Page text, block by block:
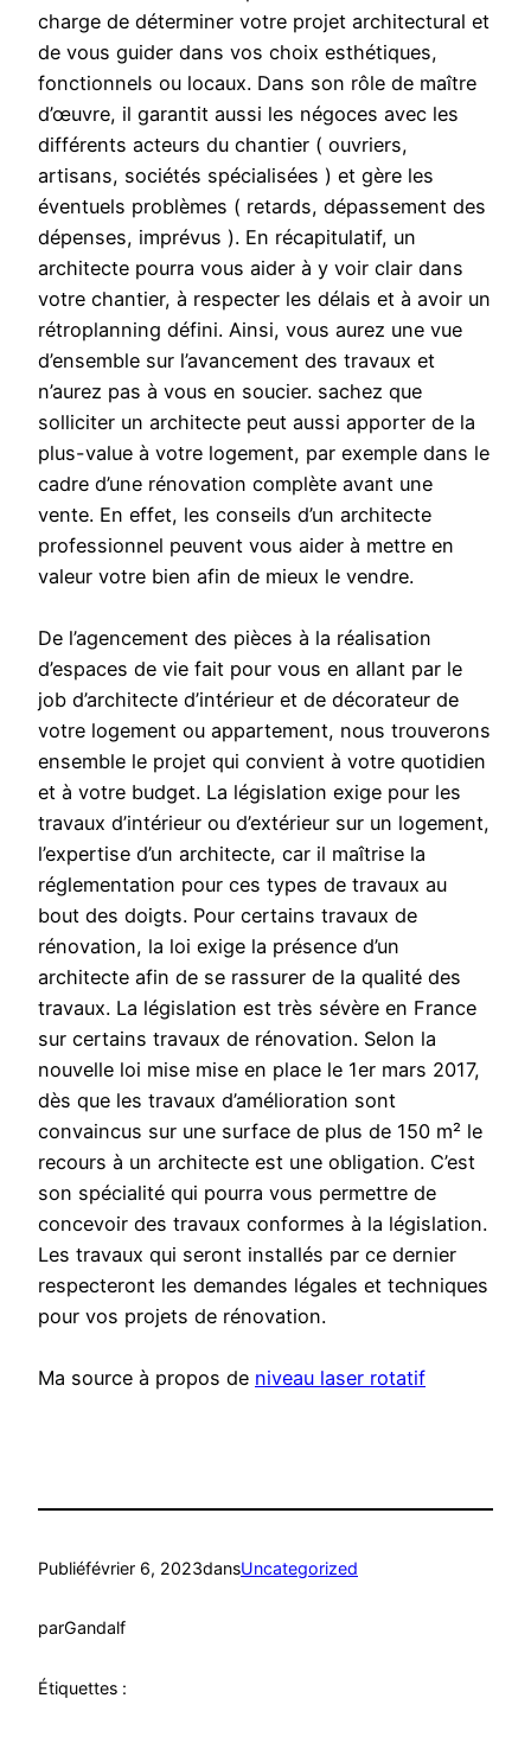
charge de déterminer votre projet architectural et
de vous guider dans vos choix esthétiques,
fonctionnels ou locaux. Dans son rôle de maître
d’œuvre, il garantit aussi les négoces avec les
différents acteurs du chantier ( ouvriers,
artisans, sociétés spécialisées ) et gère les
éventuels problèmes ( retards, dépassement des
dépenses, imprévus ). En récapitulatif, un
architecte pourra vous aider à y voir clair dans
votre chantier, à respecter les délais et à avoir un
rétroplanning défini. Ainsi, vous aurez une vue
d’ensemble sur l’avancement des travaux et
n’aurez pas à vous en soucier. sachez que
solliciter un architecte peut aussi apporter de la
plus-value à votre logement, par exemple dans le
cadre d’une rénovation complète avant une
vente. En effet, les conseils d’un architecte
professionnel peuvent vous aider à mettre en
valeur votre bien afin de mieux le vendre.
De l’agencement des pièces à la réalisation
d’espaces de vie fait pour vous en allant par le
job d’architecte d’intérieur et de décorateur de
votre logement ou appartement, nous trouverons
ensemble le projet qui convient à votre quotidien
et à votre budget. La législation exige pour les
travaux d’intérieur ou d’extérieur sur un logement,
l’expertise d’un architecte, car il maîtrise la
réglementation pour ces types de travaux au
bout des doigts. Pour certains travaux de
rénovation, la loi exige la présence d’un
architecte afin de se rassurer de la qualité des
travaux. La législation est très sévère en France
sur certains travaux de rénovation. Selon la
nouvelle loi mise mise en place le 1er mars 2017,
dès que les travaux d’amélioration sont
convaincus sur une surface de plus de 150 m² le
recours à un architecte est une obligation. C’est
son spécialité qui pourra vous permettre de
concevoir des travaux conformes à la législation.
Les travaux qui seront installés par ce dernier
respecteront les demandes légales et techniques
pour vos projets de rénovation.
Ma source à propos de niveau laser rotatif
Publiéfévrier 6, 2023dansUncategorized
parGandalf
Étiquettes :